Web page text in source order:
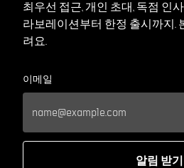
최우선 접근, 개인 초대, 독점 인
라보레이션부터 한정 출시까지.
려요.
이메일
알림 받기